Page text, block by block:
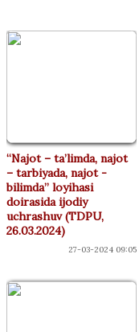
“Najot – ta’limda, najot
– tarbiyada, najot -
bilimda” loyihasi
doirasida ijodiy
uchrashuv (TDPU,
26.03.2024)
27-03-2024 09:05